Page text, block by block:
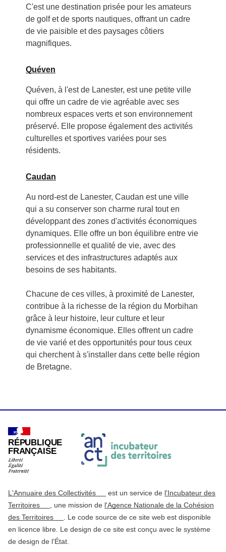
C'est une destination prisée pour les amateurs
de golf et de sports nautiques, offrant un cadre
de vie paisible et des paysages côtiers
magnifiques.
Quéven
Quéven, à l'est de Lanester, est une petite ville
qui offre un cadre de vie agréable avec ses
nombreux espaces verts et son environnement
préservé. Elle propose également des activités
culturelles et sportives variées pour ses
résidents.
Caudan
Au nord-est de Lanester, Caudan est une ville
qui a su conserver son charme rural tout en
développant des zones d'activités économiques
dynamiques. Elle offre un bon équilibre entre vie
professionnelle et qualité de vie, avec des
services et des infrastructures adaptés aux
besoins de ses habitants.
Chacune de ces villes, à proximité de Lanester,
contribue à la richesse de la région du Morbihan
grâce à leur histoire, leur culture et leur
dynamisme économique. Elles offrent un cadre
de vie varié et des opportunités pour tous ceux
qui cherchent à s'installer dans cette belle région
de Bretagne.
RÉPUBLIQUE
FRANÇAISE
L'Annuaire des Collectivités est un service de l'Incubateur des
Territoires
, une mission de l'Agence Nationale de la Cohésion
des Territoires
. Le code source de ce site web est disponible
en licence libre. Le design de ce site est conçu avec le système
de design de l’État.